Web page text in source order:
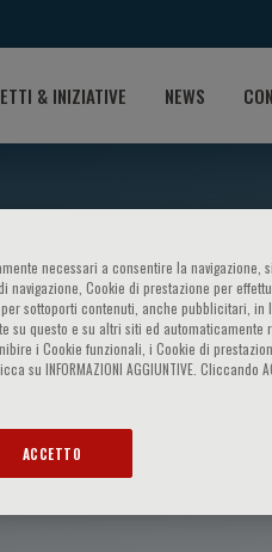
& INIZIATIVE NEWS
necessari a consentire la navigazione, si
Cookie di prestazione per
sottoporti contenuti, anche pubblicitari, in
su questo e su altri siti ed automaticamente
i Cookie funzionali, i Cookie di
INFORMAZIONI AGGIUNTIVE. Cliccando
ACCETTO